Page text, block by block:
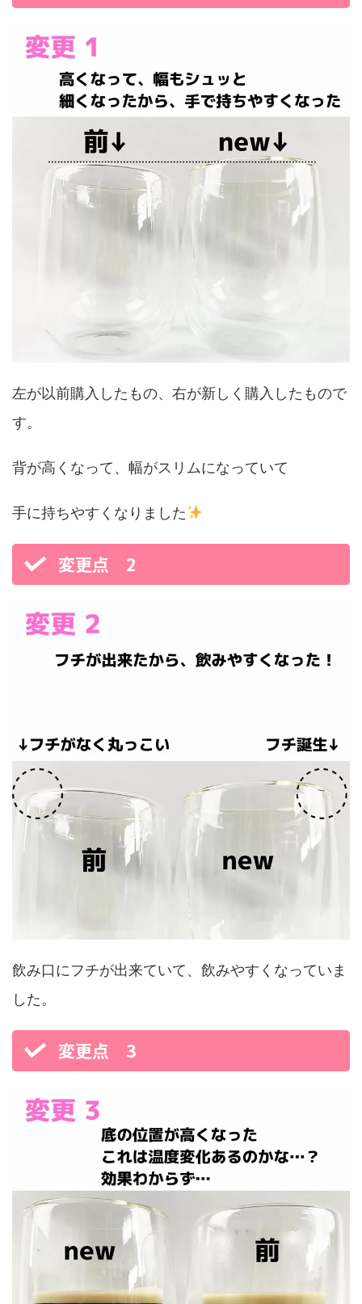
左が以前購入したもの、右が新しく購入したもので
す。
背が高くなって、幅がスリムになっていて
手に持ちやすくなりました
変更点 2
飲み口にフチが出来ていて、飲みやすくなっていま
した。
変更点 3